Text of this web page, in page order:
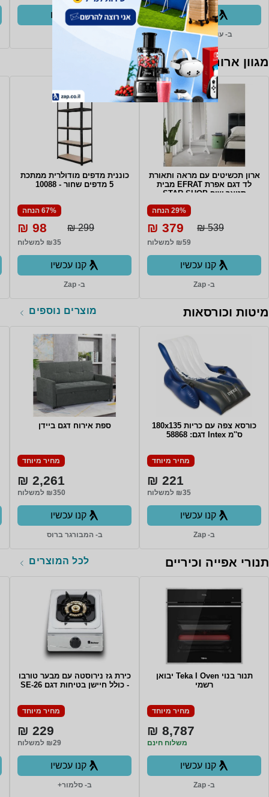
קנו עכשיו
ב- עולם החשמל+
קנו עכשיו
מגוון ארונות, שידות וכונניות
ארון תכשיטים עם מראה ותאורת
לד דגם אפרת EFRAT מבית
סטאר שופ STAR SHOP
29% הנחה
539 ₪
379 ₪
₪59 למשלוח
קנו עכשיו
ב- Zap
כוננית מדפים מודולרית ממתכת
5 מדפים שחור - 10088
67% הנחה
299 ₪
98 ₪
₪35 למשלוח
קנו עכשיו
ב- Zap
מיטות וכורסאות מוצרים נוספים
כורסא צפה עם כריות 180x135
ס''מ Intex דגם: 58868
מחיר מיוחד
221 ₪
₪35 למשלוח
קנו עכשיו
ב- Zap
ספת אירוח דגם ביידן
מחיר מיוחד
2,261 ₪
₪350 למשלוח
קנו עכשיו
ב- המבורגר ברוס
תנורי אפייה וכיריים לכל המוצרים
תנור בנוי Teka I Oven יבואן
רשמי
מחיר מיוחד
8,787 ₪
משלוח חינם
קנו עכשיו
ב- Zap
כירת גז נירוסטה עם מבער טורבו
- כולל חיישן בטיחות דגם SE-26
מחיר מיוחד
229 ₪
₪29 למשלוח
קנו עכשיו
ב- סלמור+